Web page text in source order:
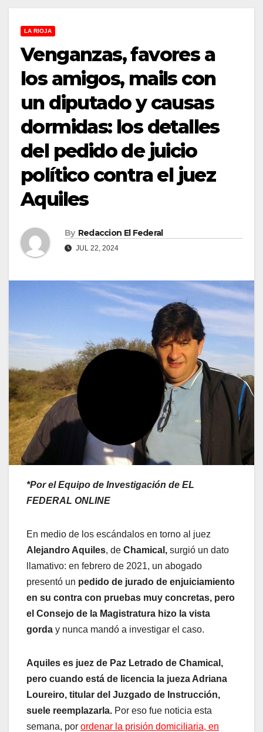
LA RIOJA
Venganzas, favores a
los amigos, mails con
un diputado y causas
dormidas: los detalles
del pedido de juicio
político contra el juez
Aquiles
By Redaccion El Federal
JUL 22, 2024
*Por el Equipo de Investigación de EL
FEDERAL ONLINE
En medio de los escándalos en torno al juez
Alejandro Aquiles, de Chamical, surgió un dato
llamativo: en febrero de 2021, un abogado
presentó un pedido de jurado de enjuiciamiento
en su contra con pruebas muy concretas, pero
el Consejo de la Magistratura hizo la vista
gorda y nunca mandó a investigar el caso.
Aquiles es juez de Paz Letrado de Chamical,
pero cuando está de licencia la jueza Adriana
Loureiro, titular del Juzgado de Instrucción,
suele reemplazarla. Por eso fue noticia esta
semana, por ordenar la prisión domiciliaria, en